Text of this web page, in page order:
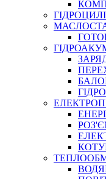
СПЕЦІАЛЬНІ
ГЕРМЕТИКИ
КЛЕЇ, ЦЕМЕНТИ,
РЕМОНТ